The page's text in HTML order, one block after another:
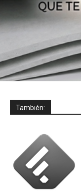
También: